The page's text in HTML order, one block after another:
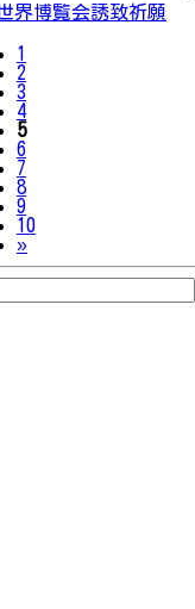
界博覧会誘致祈願
1
2
3
4
5
6
7
8
9
10
»Next